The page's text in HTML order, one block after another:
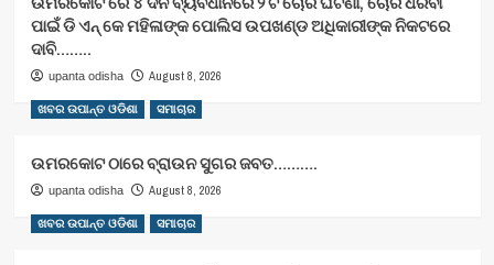
ପାଇଁ ଡି ଏନ୍ କେ ମହିଳାଙ୍କ ପୋଲିସ ଉପଖଣ୍ଡ ଅଧିକାରୀଙ୍କ ନିକଟରେ
ଦାବି……..
upanta odisha August 8, 2026
ଖବର ଉପାନ୍ତ ଓଡିଶା ସମାଚାର
ଉମରକୋଟ ଠାରେ ବ୍ରାଉନ ସୁଗର ଜବତ……….
upanta odisha August 8, 2026
ଖବର ଉପାନ୍ତ ଓଡିଶା ସମାଚାର